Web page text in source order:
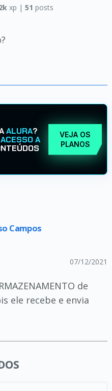
xp | 51 posts
ALURA?
ACESSO A
VEJA OS
PLANOS
Campos
07/12/2021
de
ele recebe e envia